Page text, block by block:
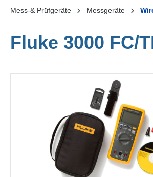
Mess-& Prüfgeräte Messgeräte
Fluke 3000 FC/